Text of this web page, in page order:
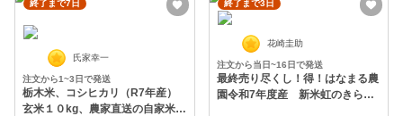
終了まで7日
氏家幸一
注文から1~3日で発送
栃木米、コシヒカリ（R7年産）
玄米１０kg、農家直送の自家米、
終了まで3日
花崎圭助
注文から当日~16日で発送
最終売り尽くし！得！はなまる農
園令和7年度産 新米虹のきらめ